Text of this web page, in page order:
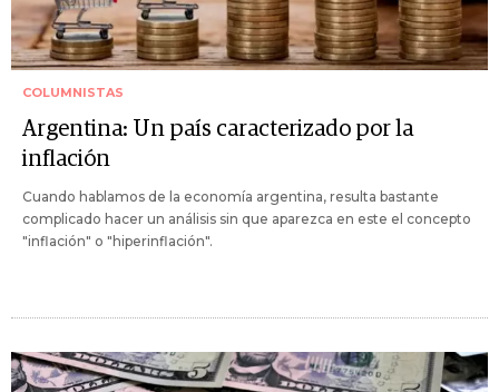
COLUMNISTAS
Argentina: Un país caracterizado por la
inflación
Cuando hablamos de la economía argentina, resulta bastante
complicado hacer un análisis sin que aparezca en este el concepto
"inflación" o "hiperinflación".